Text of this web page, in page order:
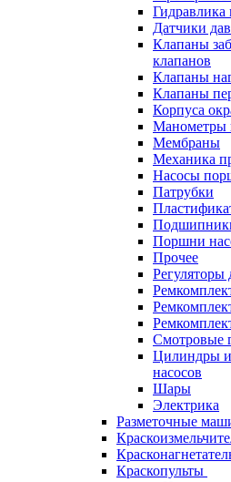
Гидравлика
Датчики
Клапаны
клапанов
Клапаны
Клапаны
Корпуса
Манометры
Мембраны
Механика
Насосы
Патрубки
Поршни
Прочее
Регуляторы
Смотровые
Цилиндры
насосов
Шары
Электрика
Разметочные
Краскопульты